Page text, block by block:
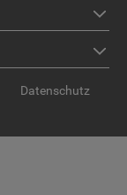
Datenschutz